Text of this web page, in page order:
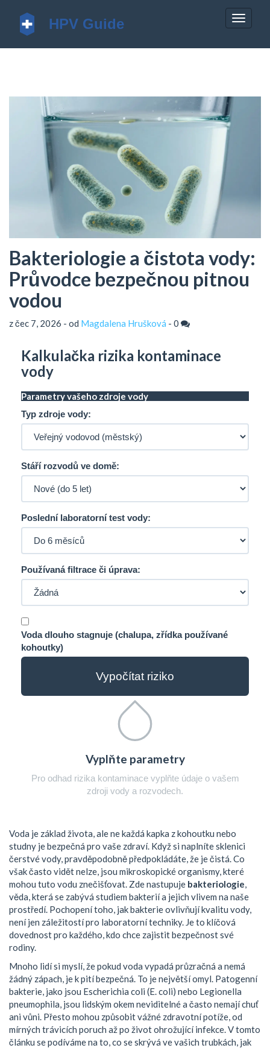
Bakteriologie a čistota vody:
Průvodce bezpečnou pitnou
vodou
z čec 7, 2026 - od Magdalena Hrušková - 0
Kalkulačka rizika kontaminace
vody
Parametry vašeho zdroje vody
Typ zdroje vody:
Stáří rozvodů ve domě:
Poslední laboratorní test vody:
Používaná filtrace či úprava:
Voda dlouho stagnuje (chalupa, zřídka používané
kohoutky)
Vypočítat riziko
Vyplňte parametry
Pro odhad rizika kontaminace vyplňte údaje o vašem
zdroji vody a rozvodech.
Voda je základ života, ale ne každá kapka z kohoutku nebo
studny je bezpečná pro vaše zdraví. Když si naplníte sklenici
čerstvé vody, pravděpodobně předpokládáte, že je čistá. Co
však často vidět nelze, jsou mikroskopické organismy, které
mohou tuto vodu znečišťovat. Zde nastupuje bakteriologie,
věda, která se zabývá studiem bakterií a jejich vlivem na naše
prostředí. Pochopení toho, jak bakterie ovlivňují kvalitu vody,
není jen záležitostí pro laboratorní techniky. Je to klíčová
dovednost pro každého, kdo chce zajistit bezpečnost své
rodiny.
Mnoho lidí si myslí, že pokud voda vypadá průzračná a nemá
žádný zápach, je k pití bezpečná. To je největší omyl. Patogenní
bakterie, jako jsou Escherichia coli (E. coli) nebo Legionella
pneumophila, jsou lidským okem neviditelné a často nemají chuť
ani vůni. Přesto mohou způsobit vážné zdravotní potíže, od
mírných trávicích poruch až po život ohrožující infekce. V tomto
článku se podíváme na to, co se skrývá ve vašich trubkách, jak